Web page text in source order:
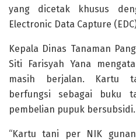
yang dicetak khusus
Electronic Data Capture
Kepala Dinas Tanaman
Siti Farisyah Yana
masih berjalan. Kartu
berfungsi sebagai buku
pembelian pupuk bersubsidi.
“Kartu tani per NIK